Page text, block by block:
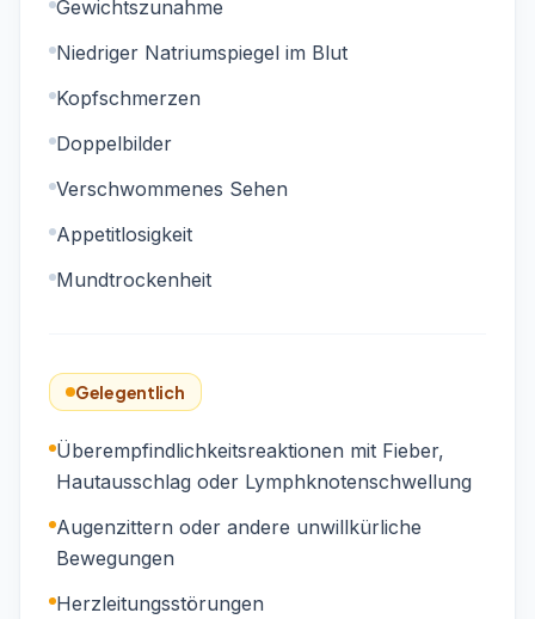
Gewichtszunahme
Niedriger Natriumspiegel im Blut
Kopfschmerzen
Doppelbilder
Verschwommenes Sehen
Appetitlosigkeit
Mundtrockenheit
Gelegentlich
Überempfindlichkeitsreaktionen mit Fieber,
Hautausschlag oder Lymphknotenschwellung
Augenzittern oder andere unwillkürliche
Bewegungen
Herzleitungsstörungen